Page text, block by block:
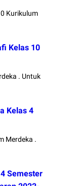
Kurikulum
Kelas 10
. Untuk
Kelas 4
Merdeka .
Semester